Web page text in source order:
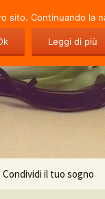
Condividi il tuo sogno
Continuando la
Leggi di più